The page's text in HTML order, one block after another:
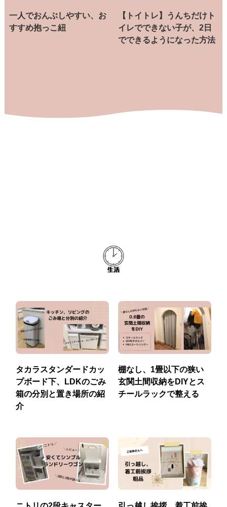
一人でおんぶしやすい、お
すすめ抱っこ紐
【トイトレ】うんちだけト
イレでできない子が、2日
でできるようになった方法
タカラスタンダードカッ
プボード下、LDKのごみ
箱の分別と置き場所の紹
介
棚なし、1畳以下の狭い
玄関土間収納をDIYとス
チールラックで整える